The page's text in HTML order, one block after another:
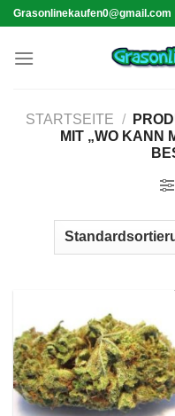
Skip
content
Grasonlinekaufen0@gmail.com
STARTSEITE /
MIT „WO KANN